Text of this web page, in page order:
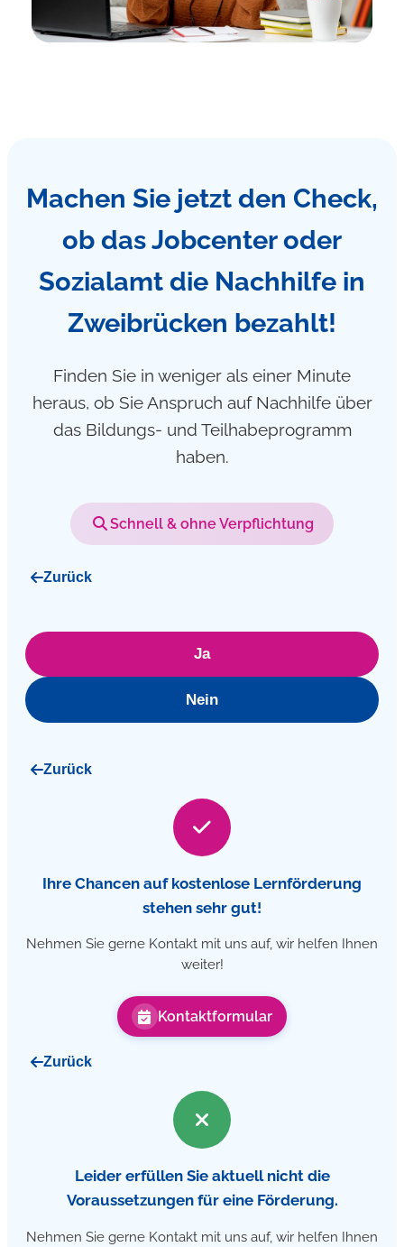
Machen Sie jetzt den Check,
ob das Jobcenter oder
Sozialamt die Nachhilfe in
Zweibrücken bezahlt!
Finden Sie in weniger als einer Minute
heraus, ob Sie Anspruch auf Nachhilfe über
das Bildungs- und Teilhabeprogramm
haben.
Schnell & ohne Verpflichtung
Zurück
Ja
Nein
Zurück
Ihre Chancen auf kostenlose Lernförderung
stehen sehr gut!
Nehmen Sie gerne Kontakt mit uns auf, wir helfen Ihnen
weiter!
Kontaktformular
Zurück
Leider erfüllen Sie aktuell nicht die
Voraussetzungen für eine Förderung.
Nehmen Sie gerne Kontakt mit uns auf, wir helfen Ihnen